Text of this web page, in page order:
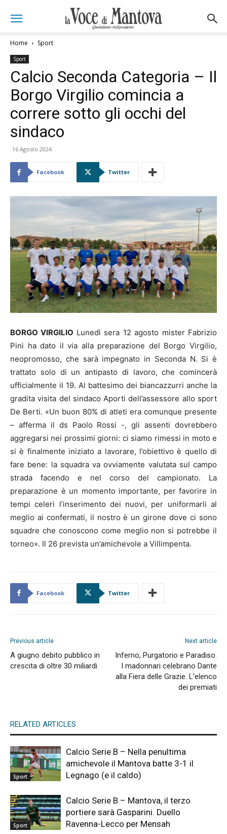
Home Sport
Sport
Calcio Seconda Categoria – Il
Borgo Virgilio comincia a
correre sotto gli occhi del
sindaco
16 Agosto 2024
Facebook Twitter
BORGO VIRGILIO Lunedì sera 12 agosto mister Fabrizio
Pini ha dato il via alla preparazione del Borgo Virgilio,
neopromosso, che sarà impegnato in Seconda N. Si è
trattato solo di un antipasto di lavoro, che comincerà
ufficialmente il 19. Al battesimo dei biancazzurri anche la
gradita visita del sindaco Aporti dell’assessore allo sport
De Berti. «Un buon 80% di atleti era comunque presente
– afferma il ds Paolo Rossi -, gli assenti dovrebbero
aggregarsi nei prossimi giorni: ci siamo rimessi in moto e
si è finalmente iniziato a lavorare, l’obiettivo è quello di
fare bene: la squadra va ovviamente valutata sul campo
strada facendo e nel corso del campionato. La
preparazione è un momento importante, per favorire in
tempi celeri l’inserimento dei nuovi, per uniformarli al
meglio ai confermati, il nostro è un girone dove ci sono
squadre che conoscono come meglio non si potrebbe il
torneo». Il 26 prevista un’amichevole a Villimpenta.
Facebook Twitter
Previous article
A giugno debito pubblico in
crescita di oltre 30 miliardi
Next article
Inferno, Purgatorio e Paradiso.
I madonnari celebrano Dante
alla Fiera delle Grazie. L’elenco
dei premiati
RELATED ARTICLES
Sport
Calcio Serie B – Nella penultima
amichevole il Mantova batte 3-1 il
Legnago (e il caldo)
Sport
Calcio Serie B – Mantova, il terzo
portiere sarà Gasparini. Duello
Ravenna-Lecco per Mensah